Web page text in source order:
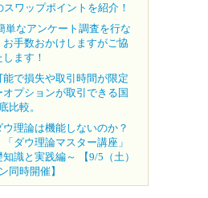
ワップポイントを紹介！
単なアンケート調査を行な
お手数おかけしますがご協
ます！
能で損失や取引時間が限定
プションが取引できる国
比較。
理論は機能しないのか？
ダウ理論マスター講座」
識と実践編～ 【9/5（土）
同時開催】